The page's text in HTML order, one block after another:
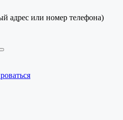
адрес или номер телефона)